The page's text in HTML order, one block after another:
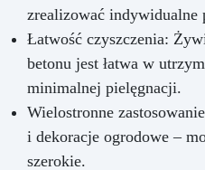
zrealizować indywidualne
Łatwość czyszczenia:
betonu jest łatwa w
minimalnej pielęgnacji.
Wielostronne
i dekoracje ogrodowe –
szerokie.